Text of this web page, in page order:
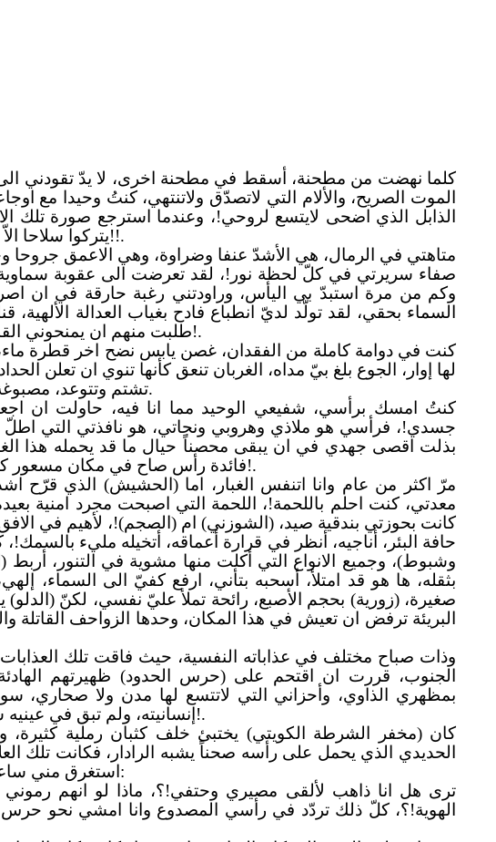
كلما نهضت من مطحنة، أسقط في مطحنة اخرى، لا يدّ تقودني
الموت الصريح، والألام التي لاتصدّق ولاتنتهي، كنتُ وحيدا مع
الذابل الذي اضحى لايتسع لروحي!، وعندما استرجع صورة تلك
يتركوا سلاحا الاّ واستخدموه لصيدي، اين هم الان؟!، خرق، لاقيمة في مضمونها!!.
متاهتي في الرمال، هي الأشدّ عنفا وضراوة، وهي الاعمق
صفاء سريرتي في كلّ لحظة نور!، لقد تعرضت الى عقوبة سماوية
وكم من مرة استبدّ بي اليأس، وراودتني رغبة حارقة في ان
السماء بحقي، لقد تولّد لديّ انطباع فادح بغياب العدالة الألهية،
طلبت منهم ان يمنحوني القدرة على الاستمرار!، وقفوا ضدي، ولم يلقوا بظلّهم عليّ ساعة!.
كنت في دوامة كاملة من الفقدان، غصن يابس نضح اخر قطرة ماء،
لها إوار، الجوع بلغ بيّ مداه، الغربان تنعق كأنها تنوي ان تعلن
تشتم وتتوعد، مصبوغة بلون اصفر، لون المصير المرعب، الذي بات على مرمى حجر.
كنتُ امسك برأسي، شفيعي الوحيد مما انا فيه، حاولت ان
جسدي!، فرأسي هو ملاذي وهروبي ونجاتي، هو نافذتي التي
بذلت اقصى جهدي في ان يبقى محصناً حيال ما قد يحمله هذا
فائدة رأس صاح في مكان مسعور كأنه برميل بارود على اهبة الانفجار؟!، أليس الجنون افضل حالا؟!.
مرّ اكثر من عام وانا اتنفس الغبار، اما (الحشيش) الذي قرّح
معدتي، كنت احلم باللحمة!، اللحمة التي اصبحت مجرد امنية
كانت بحوزتي بندقية صيد، (الشوزني) ام (الصجم)!، لأهيم في
حافة البئر، أناجيه، أنظر في قرارة أعماقه، أتخيله مليء
وشبوط)، وجميع الانواع التي أكلت منها مشوية في التنور،
بثقله، ها هو قد امتلأ، أسحبه بتأني، ارفع كفيّ الى السماء،
صغيرة، (زورية) بحجم الأصبع، رائحة تملأ عليّ نفسي، لكنّ
البريئة ترفض ان تعيش في هذا المكان، وحدها الزواحف القاتلة
وذات صباح مختلف في عذاباته النفسية، حيث فاقت تلك
الجنوب، قررت ان اقتحم على (حرس الحدود) ظهيرتهم
بمظهري الذاوي، وأحزاني التي لاتتسع لها مدن ولا صحاري،
إنسانيته، ولم تبق في عينيه سوى نظرة باهتة هي اقرب الى نظرة من يوشك على الاحتضار!.
كان (مخفر الشرطة الكويتي) يختبئ خلف كثبان رملية كثيرة،
الحديدي الذي يحمل على رأسه صحناً يشبه الرادار، فكانت تلك
استغرق مني ساعتين فوق رمال تلتهب، داهمتني الكثير من الهواجس والشكوك:
ترى هل انا ذاهب لألقى مصيري وحتفي!؟، ماذا لو انهم
الهوية!؟، كلّ ذلك تردّد في رأسي المصدوع وانا امشي نحو